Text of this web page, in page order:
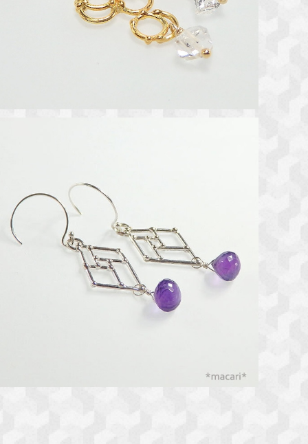
アメジストのラティスピアス
¥4,320
10%OFF